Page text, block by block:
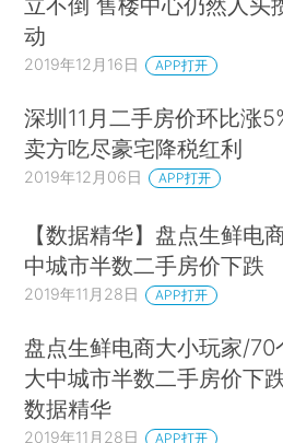
动
2019年12月16日 APP打开
深圳11月二手房价环比涨
卖方吃尽豪宅降税红利
2019年12月06日 APP打开
【数据精华】盘点生鲜电
中城市半数二手房价下跌
2019年11月28日 APP打开
盘点生鲜电商大小玩家/70
大中城市半数二手房价下
数据精华
2019年11月28日 APP打开